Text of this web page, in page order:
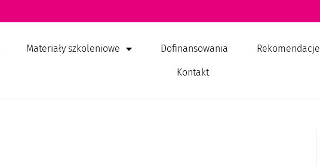
Materiały szkoleniowe Dofinansowania Rekomendacje
Kontakt